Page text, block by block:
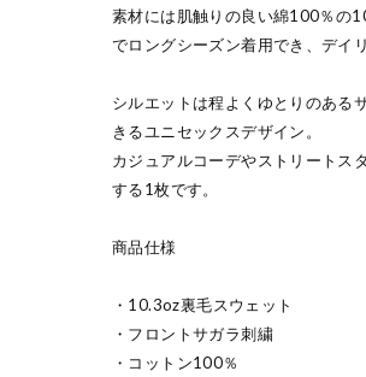
素材には肌触りの良い綿100％の
でロングシーズン着用でき、デイ
シルエットは程よくゆとりのある
きるユニセックスデザイン。
カジュアルコーデやストリートス
する1枚です。
商品仕様
・10.3oz裏毛スウェット
・フロントサガラ刺繍
・コットン100％